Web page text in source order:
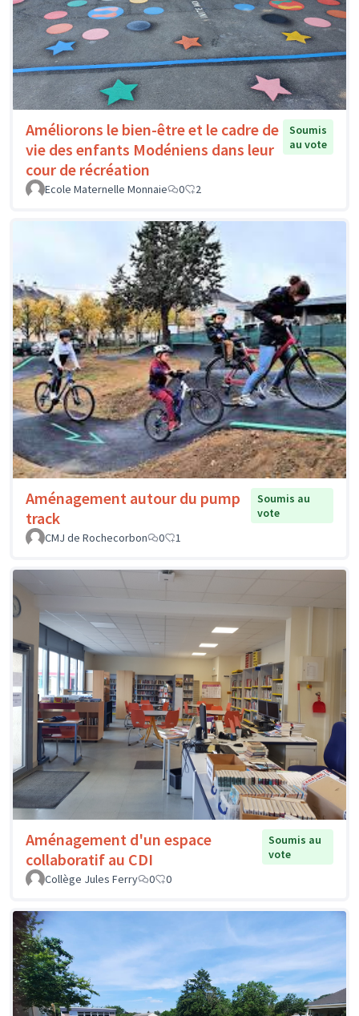
Améliorons le bien-être et le cadre de
vie des enfants Modéniens dans leur
cour de récréation
Soumis
au vote
Ecole Maternelle Monnaie 0 2
Aménagement autour du pump
track
Soumis au
vote
CMJ de Rochecorbon
0 1
Aménagement d'un espace
collaboratif au CDI
Soumis au
vote
Collège Jules Ferry
0 0